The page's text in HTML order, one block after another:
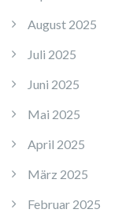
August 2025
Juli 2025
Juni 2025
Mai 2025
April 2025
März 2025
Februar 2025